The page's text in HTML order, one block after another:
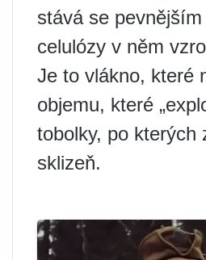
stává se
celulózy v něm
Je to vlákno, které
objemu, které
tobolky, po kterých
sklizeň.